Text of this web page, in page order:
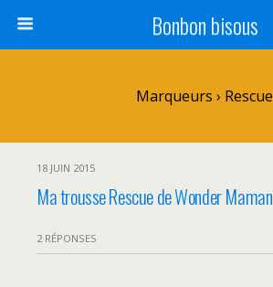
Bonbon bisous
Marqueurs › Rescue
18 JUIN 2015
Ma trousse Rescue de Wonder Maman
2 RÉPONSES